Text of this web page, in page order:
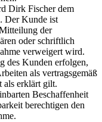
Dirk Fischer dem
Der Kunde ist
der
oder schriftlich
verweigert wird.
des Kunden erfolgen,
als vertragsgemäß
als erklärt gilt.
Beschaffenheit
berechtigen den